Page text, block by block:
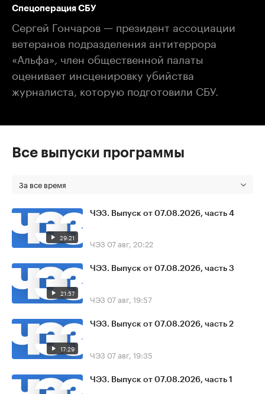
Спецоперация СБУ
Сергей Гончаров — президент ассоциации
ветеранов подразделения антитеррора
«Альфа», член общественной палаты
оценивает инсценировку убийства
журналиста, которую подготовили СБУ.
Все выпуски программы
За все время
29:21
ЧЭЗ. Выпуск от 07.08.2026, часть 4
ЧЭЗ 07 авг, 20:22
21:57
ЧЭЗ. Выпуск от 07.08.2026, часть 3
ЧЭЗ 07 авг, 19:57
17:29
ЧЭЗ. Выпуск от 07.08.2026, часть 2
ЧЭЗ 07 авг, 19:35
ЧЭЗ. Выпуск от 07.08.2026, часть 1